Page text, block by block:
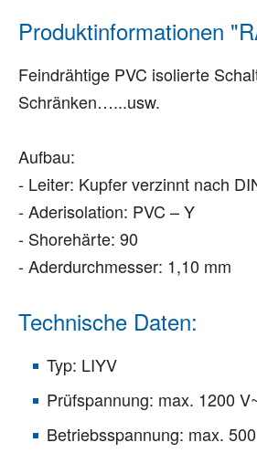
Produktinformationen
Feindrähtige PVC isolierte
Schränken…...usw.
Aufbau:
- Leiter: Kupfer verzinnt nach
- Aderisolation: PVC – Y
- Shorehärte: 90
- Aderdurchmesser: 1,10 mm
Technische Daten:
Typ: LIYV
Prüfspannung: max. 1200
Betriebsspannung: max.